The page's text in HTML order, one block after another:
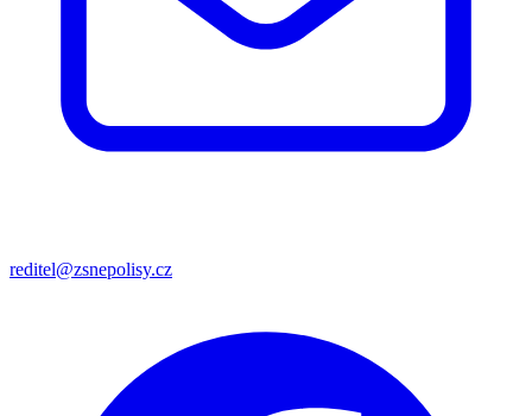
reditel@zsnepolisy.cz